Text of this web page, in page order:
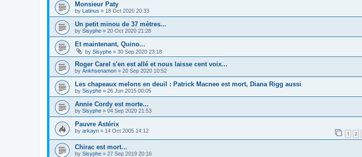
Monsieur Paty
by Latinus » 18 Oct 2020 20:33
Un petit minou de 37 mètres...
by Sisyphe » 20 Oct 2020 21:28
Et maintenant, Quino...
by Sisyphe » 30 Sep 2020 23:18
Roger Carel s'en est allé et nous laisse cent voix...
by Ankhsenamon » 20 Sep 2020 10:52
Les chapeaux melons en deuil : Patrick Macnee est mort, Diana Rigg aussi
by Sisyphe » 26 Jun 2015 00:05
Annie Cordy est morte...
by Sisyphe » 04 Sep 2020 21:53
Pauvre Astérix
by arkayn » 14 Oct 2005 14:12 1 2
Chirac est mort...
by Sisyphe » 27 Sep 2019 20:16